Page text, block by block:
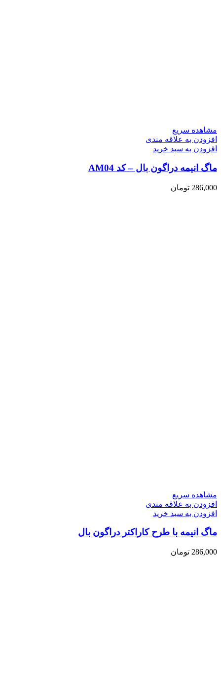
مشاهده سریع
افزودن به علاقه مندی
افزودن به سبد خرید
ماگ انیمه دراگون بال – کد AM04
286,000 تومان
مشاهده سریع
افزودن به علاقه مندی
افزودن به سبد خرید
ماگ انیمه با طرح کاراکتر دراگون بال
286,000 تومان